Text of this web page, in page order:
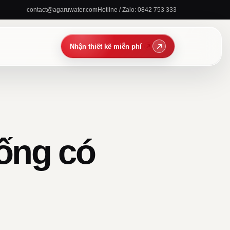
contact@agaruwater.comHotline / Zalo: 0842 753 333
có